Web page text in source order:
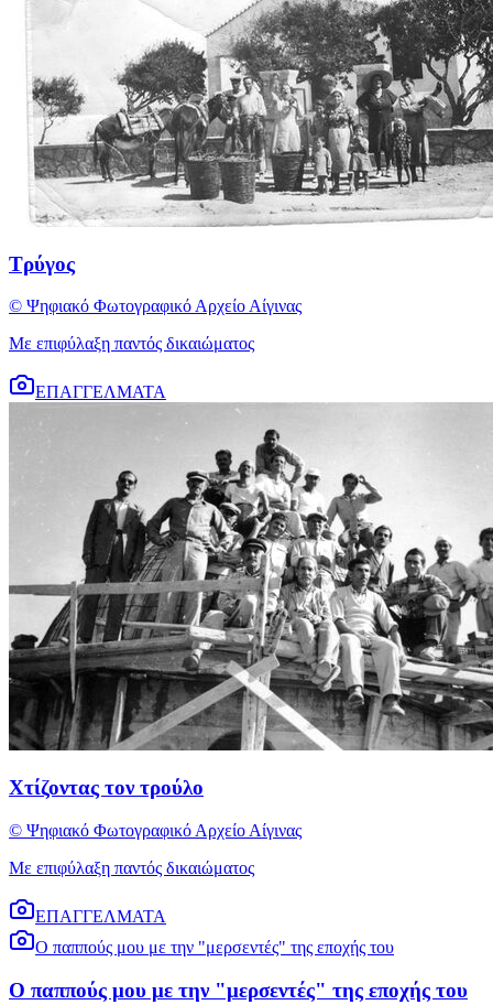
Τρύγος
© Ψηφιακό Φωτογραφικό Αρχείο Αίγινας
Με επιφύλαξη παντός δικαιώματος
ΕΠΑΓΓΕΛΜΑΤΑ
Χτίζοντας τον τρούλο
© Ψηφιακό Φωτογραφικό Αρχείο Αίγινας
Με επιφύλαξη παντός δικαιώματος
ΕΠΑΓΓΕΛΜΑΤΑ
Ο παππούς μου με την "μερσεντές" της εποχής του
Ο παππούς μου με την "μερσεντές" της εποχής του